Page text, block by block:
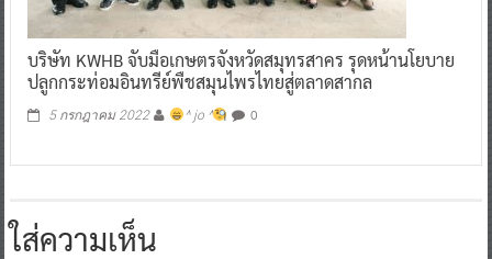
บริษัท KWHB จับมือเกษตรจังหวัดสมุทรสาคร รุดหน้านโยบาย
ปลูกกระท่อมอินทรีย์พืชสมุนไพรไทยสู่ตลาดสากล
5 กรกฎาคม 2022 ^ jo ^ 0
ใส่ความเห็น